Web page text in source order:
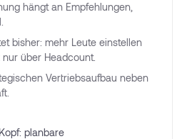
hängt an Empfehlungen,
bisher: mehr Leute einstellen
über Headcount.
Vertriebsaufbau neben
planbare